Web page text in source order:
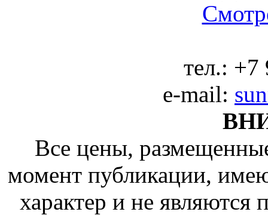
тел.: +7
e-mail:
Все цены,
момент публикации,
характер и не